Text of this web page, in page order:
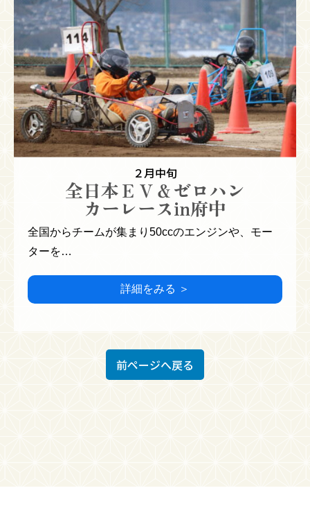
２月中旬
全日本ＥＶ＆ゼロハン
カーレースin府中
全国からチームが集まり50ccのエンジンや、モー
ターを…
詳細をみる ＞
前ページへ戻る